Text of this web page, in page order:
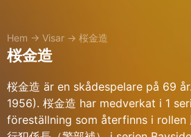
Hem → Visar → 桜金造
桜金造
桜金造 är en skådespelare på 69
1956). 桜金造 har medverkat i 1
föreställning som återfinns i rollen